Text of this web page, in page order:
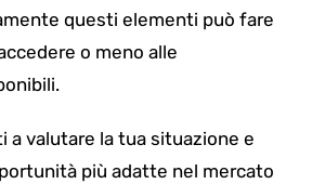
questi elementi può fare
o meno alle
a valutare la tua situazione e
più adatte nel mercato